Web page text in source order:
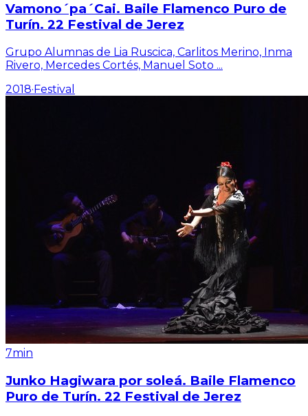
Vamono´pa´Cai. Baile Flamenco Puro de
Turín. 22 Festival de Jerez
Grupo Alumnas de Lia Ruscica, Carlitos Merino, Inma
Rivero, Mercedes Cortés, Manuel Soto ...
2018· Festival
7min
Junko Hagiwara por soleá. Baile Flamenco
Puro de Turín. 22 Festival de Jerez